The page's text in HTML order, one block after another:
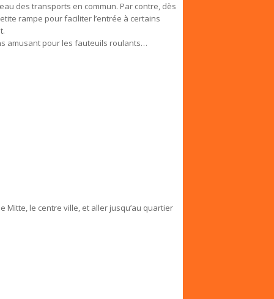
des transports en commun. Par contre, dès
rampe pour faciliter l’entrée à certains
amusant pour les fauteuils roulants…
Mitte, le centre ville, et aller jusqu’au quartier